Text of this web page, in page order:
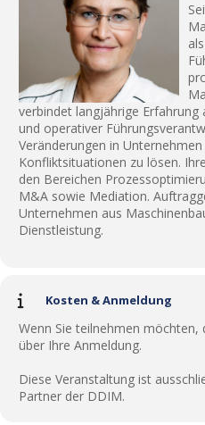
verbindet langjährige
und operativer
Veränderungen in
Konfliktsituationen zu lösen.
den Bereichen
M&A sowie Mediation.
Unternehmen aus
Dienstleistung.
Kosten & Anmeldung
Wenn Sie teilnehmen möchten,
über Ihre Anmeldung.
Diese Veranstaltung ist
Partner der DDIM.